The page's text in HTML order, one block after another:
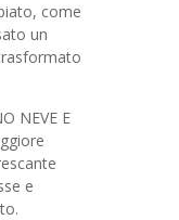
come
un
NEVE E
e